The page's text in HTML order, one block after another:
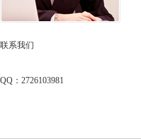
联系我们
QQ：2726103981